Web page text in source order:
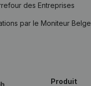
des Entreprises
par le Moniteur Belge
Produit